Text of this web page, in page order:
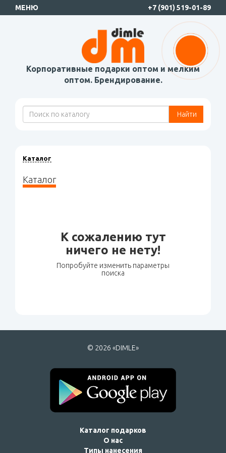
МЕНЮ +7 (901) 519-01-89
Корпоративные подарки оптом и мелким
оптом. Брендирование.
Найти
Каталог
Каталог
К сожалению тут
ничего не нету!
Попробуйте изменить параметры
поиска
© 2026 «DIMLE»
Каталог подарков
О нас
Типы нанесения